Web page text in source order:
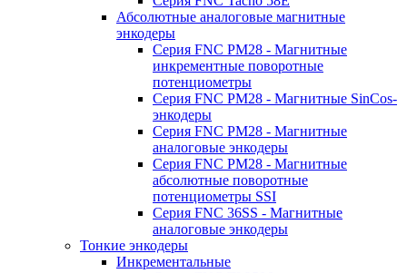
Абсолютные аналоговые магнитные
энкодеры
Серия FNC PM28 - Магнитные
инкрементные поворотные
потенциометры
Серия FNC PM28 - Магнитные SinCos-
энкодеры
Серия FNC PM28 - Магнитные
аналоговые энкодеры
Серия FNC PM28 - Магнитные
абсолютные поворотные
потенциометры SSI
Серия FNC 36SS - Магнитные
аналоговые энкодеры
Тонкие энкодеры
Инкрементальные